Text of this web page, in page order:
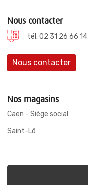
Nous contacter
tél. 02 31 26 66 14
Nous contacter
Nos magasins
Caen - Siège social
Saint-Lô